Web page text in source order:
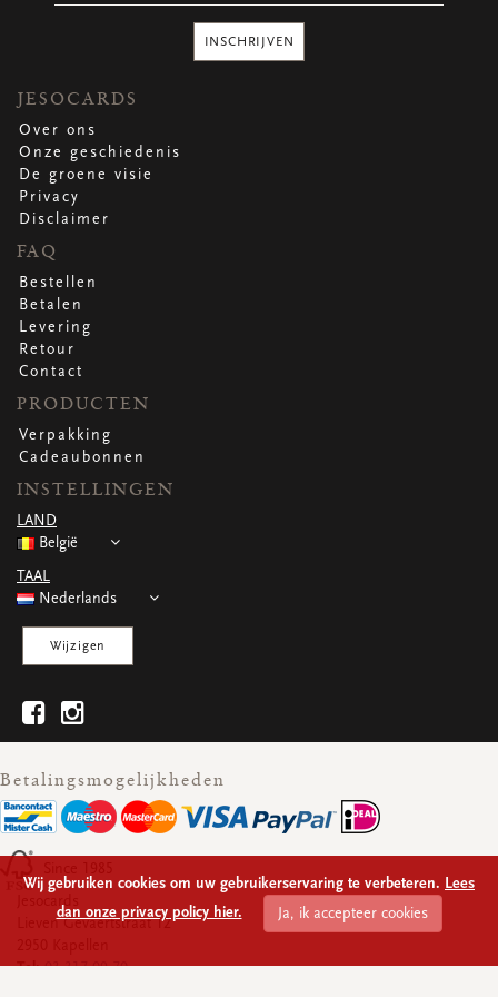
bekijk alle
bekijk alle
bekijk alle
bekijk alle
VERPAKKING
Verpakking op rol
bekijk alle
Hoezen
bekijk alle
Flowerbag
bekijk alle
Draagtassen
bekijk alle
Omslagen
bekijk alle
bekijk alle
Vierkante wenskaartjes
bekijk alle
bekijk alle
Rechthoekige wenskaartjes
bekijk alle
Wenskaarten
bekijk alle
Per gelegenheid
bekijk alle
INSCHRIJVEN
JESOCARDS
Over ons
Onze geschiedenis
De groene visie
Privacy
Disclaimer
FAQ
Bestellen
Betalen
Levering
Retour
Contact
PRODUCTEN
Verpakking
Cadeaubonnen
INSTELLINGEN
LAND
België
TAAL
Nederlands
Wijzigen
Betalingsmogelijkheden
Jesocards
Lieven Gevaertstraat 12
Tel: 03 317 09 70
Wij gebruiken cookies om uw gebruikerservaring te verbeteren. Lees
dan onze privacy policy hier.
Ja, ik accepteer cookies